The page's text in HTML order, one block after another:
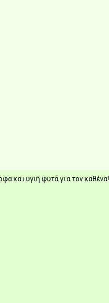
και υγιή φυτά για τον καθένα!